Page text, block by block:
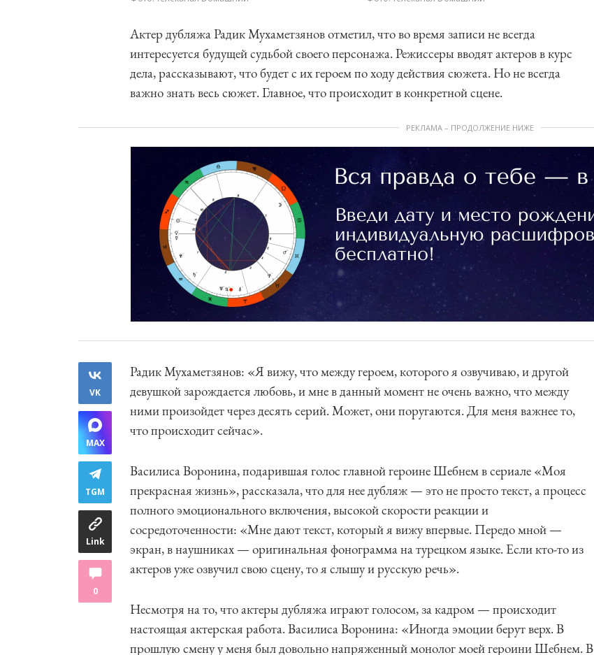
Актер дубляжа Радик Мухаметзянов отметил, что во время записи не всегда
интересуется будущей судьбой своего персонажа. Режиссеры вводят актеров в курс
дела, рассказывают, что будет с их героем по ходу действия сюжета. Но не всегда
важно знать весь сюжет. Главное, что происходит в конкретной сцене.
РЕКЛАМА – ПРОДОЛЖЕНИЕ НИЖЕ
VK
MAX
TGM
Link
0
Радик Мухаметзянов: «Я вижу, что между героем, которого я озвучиваю, и другой
девушкой зарождается любовь, и мне в данный момент не очень важно, что между
ними произойдет через десять серий. Может, они поругаются. Для меня важнее то,
что происходит сейчас».
Василиса Воронина, подарившая голос главной героине Шебнем в сериале «Моя
прекрасная жизнь», рассказала, что для нее дубляж — это не просто текст, а процесс
полного эмоционального включения, высокой скорости реакции и
сосредоточенности: «Мне дают текст, который я вижу впервые. Передо мной —
экран, в наушниках — оригинальная фонограмма на турецком языке. Если кто-то из
актеров уже озвучил свою сцену, то я слышу и русскую речь».
Несмотря на то, что актеры дубляжа играют голосом, за кадром — происходит
настоящая актерская работа. Василиса Воронина: «Иногда эмоции берут верх. В
прошлую смену у меня был довольно напряженный монолог моей героини Шебнем. В